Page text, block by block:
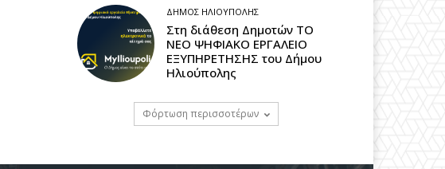
ΔΉΜΟΣ ΗΛΙΟΎΠΟΛΗΣ
Στη διάθεση Δημοτών ΤΟ
ΝΕΟ ΨΗΦΙΑΚΟ ΕΡΓΑΛΕΙΟ
ΕΞΥΠΗΡΕΤΗΣΗΣ του Δήμου
Ηλιούπολης
Φόρτωση περισσοτέρων